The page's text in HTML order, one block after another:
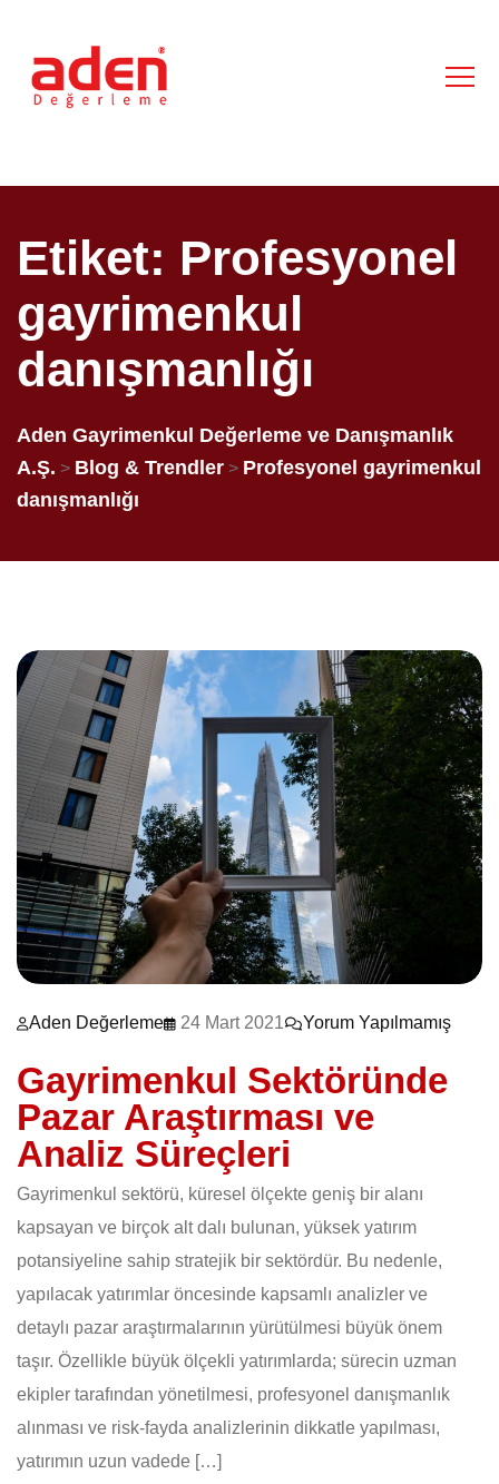
Etiket: Profesyonel
gayrimenkul
danışmanlığı
Aden Gayrimenkul Değerleme ve Danışmanlık
A.Ş. > Blog & Trendler > Profesyonel gayrimenkul
danışmanlığı
Aden Değerleme 24 Mart 2021 Yorum Yapılmamış
Gayrimenkul Sektöründe
Pazar Araştırması ve
Analiz Süreçleri
Gayrimenkul sektörü, küresel ölçekte geniş bir alanı
kapsayan ve birçok alt dalı bulunan, yüksek yatırım
potansiyeline sahip stratejik bir sektördür. Bu nedenle,
yapılacak yatırımlar öncesinde kapsamlı analizler ve
detaylı pazar araştırmalarının yürütülmesi büyük önem
taşır. Özellikle büyük ölçekli yatırımlarda; sürecin uzman
ekipler tarafından yönetilmesi, profesyonel danışmanlık
alınması ve risk-fayda analizlerinin dikkatle yapılması,
yatırımın uzun vadede […]